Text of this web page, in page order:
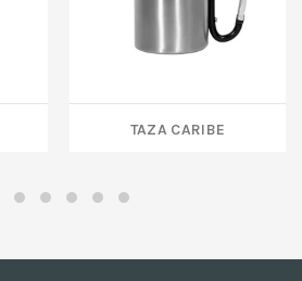
TAZA CARIBE